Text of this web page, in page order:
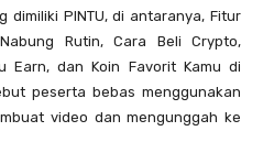
PINTU, di antaranya, Fitur
Rutin, Cara Beli Crypto,
Earn, dan Koin Favorit Kamu di
peserta bebas menggunakan
video dan mengunggah ke